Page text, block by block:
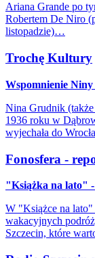
Ariana Grande po
Robertem De Niro
listopadzie)…
Trochę Kultury
Wspomnienie
Nina Grudnik
1936 roku w
wyjechała do
Fonosfera -
"Książka na lato" -
W "Książce na lato"
wakacyjnych
Szczecin, które